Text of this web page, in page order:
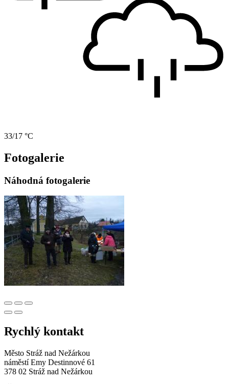
33/17 °C
Fotogalerie
Náhodná fotogalerie
Rychlý kontakt
Město Stráž nad Nežárkou
náměstí Emy Destinnové 61
378 02 Stráž nad Nežárkou